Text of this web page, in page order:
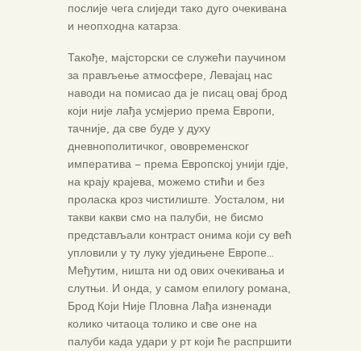
послије чега слиједи тако дуго очекивана
и неопходна катарза.
Такође, мајсторски се служећи паучином
за прављење атмосфере, Левајац нас
наводи на помисао да је писац овај брод
који није лађа усмјерио према Европи,
тачније, да све буде у духу
дневнополитичког, ововременског
императива – према Европској унији гдје,
на крају крајева, можемо стићи и без
проласка кроз чистилиште. Уосталом, ни
такви какви смо на палуби, не бисмо
представљали контраст онима који су већ
упловили у ту луку уједињене Европе…
Међутим, ништа ни од ових очекивања и
слутњи. И онда, у самом епилогу романа,
Брод Који Није Пловна Лађа изненади
колико читаоца толико и све оне на
палуби када удари у рт који ће распршити